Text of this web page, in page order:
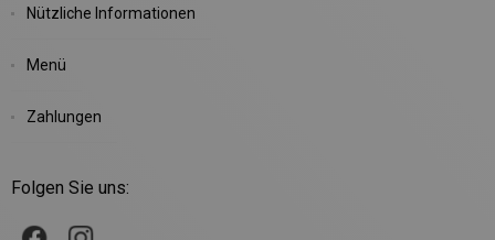
Nützliche Informationen
Menü
Zahlungen
Folgen Sie uns: